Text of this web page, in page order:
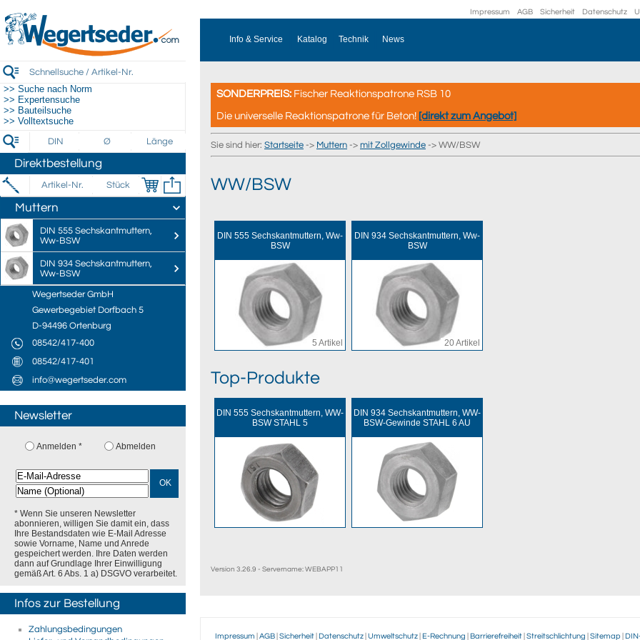
>> Suche nach Norm
>> Expertensuche
>> Bauteilsuche
>> Volltextsuche
Direktbestellung
Muttern
DIN 555 Sechskantmuttern,
Ww-BSW
DIN 934 Sechskantmuttern,
Ww-BSW
Wegertseder GmbH
Gewerbegebiet Dorfbach 5
D-94496 Ortenburg
08542/417-400
08542/417-401
info@wegertseder.com
Newsletter
Anmelden * Abmelden
OK
* Wenn Sie unseren Newsletter
abonnieren, willigen Sie damit ein, dass
Ihre Bestandsdaten wie E-Mail Adresse
sowie Vorname, Name und Anrede
gespeichert werden. Ihre Daten werden
dann auf Grundlage Ihrer Einwilligung
gemäß Art. 6 Abs. 1 a) DSGVO verarbeitet.
Infos zur Bestellung
Zahlungsbedingungen
Impressum AGB Sicherheit Datenschutz
Info & Service Katalog Technik News
SONDERPREIS: Fischer Reaktionspatrone RSB 10
Die universelle Reaktionspatrone für Beton! [direkt zum Angebot]
Sie sind hier: Startseite -> Muttern -> mit Zollgewinde -> WW/BSW
WW/BSW
DIN 555 Sechskantmuttern, Ww-
BSW
5 Artikel
DIN 934 Sechskantmuttern, Ww-
BSW
20 Artikel
Top-Produkte
DIN 555 Sechskantmuttern, WW-
BSW STAHL 5
DIN 934 Sechskantmuttern, WW-
BSW-Gewinde STAHL 6 AU
Version 3.26.9 - Servername: WEBAPP11
Impressum AGB Sicherheit Datenschutz Umweltschutz E-Rechnung Barrierefreiheit Streitschlichtung Sitemap